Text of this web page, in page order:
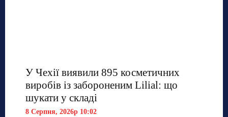
У Чехії виявили 895 косметичних
виробів із забороненим Lilial: що
шукати у складі
8 Серпня, 2026р 10:02